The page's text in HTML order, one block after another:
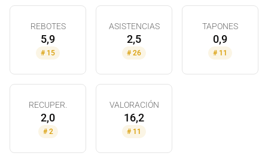
REBOTES
5,9
# 15
ASISTENCIAS
2,5
# 26
TAPONES
0,9
# 11
RECUPER.
2,0
# 2
VALORACIÓN
16,2
# 11